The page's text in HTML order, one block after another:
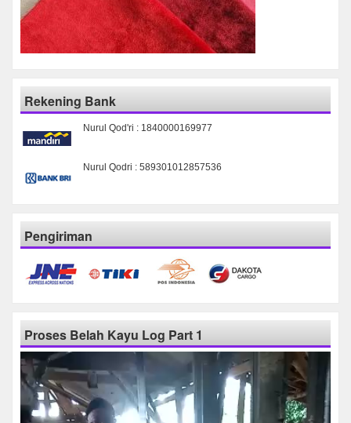
Rekening Bank
Nurul Qod'ri : 1840000169977
Nurul Qodri : 589301012857536
Pengiriman
Proses Belah Kayu Log Part 1
Pemutar
Video